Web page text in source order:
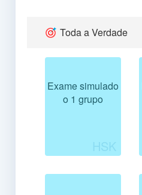
Toda a Verdade
Exame simulado
o 1 grupo